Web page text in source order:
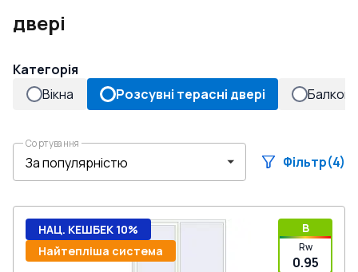
двері
Категорія
Вікна
Розсувні терасні двері
Сортування
Фільтр(4)
B
Rw
0.95
НАЦ. КЕШБЕК 10%
Найтепліша система